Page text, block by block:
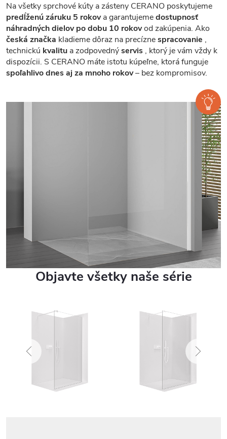
Na všetky sprchové kúty a zásteny CERANO poskytujeme
predĺženú záruku 5 rokova garantujemedostupnosť
náhradných dielov po dobu 10 rokovod zakúpenia. Ako
česká značka kladieme dôraz na precíznespracovanie ,
technickú kvalitu a zodpovednýservis , ktorý je vám vždy k
dispozícii. S CERANO máte istotu kúpeľne, ktorá funguje
spoľahlivo dnes aj za mnoho rokov– bez kompromisov.
Objavte všetky naše série